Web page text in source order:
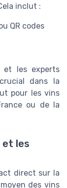
inclut :
QR codes
et les experts
dans la
pour les vins
ou de la
et les
direct sur la
des vins